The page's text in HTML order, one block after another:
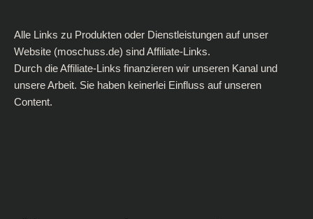
Alle Links zu Produkten oder Dienstleistungen auf unser
Website (moschuss.de) sind Affiliate-Links.
Durch die Affiliate-Links finanzieren wir unseren Kanal und
unsere Arbeit. Sie haben keinerlei Einfluss auf unseren
Content.